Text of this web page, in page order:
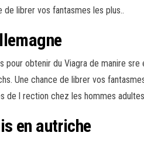
de librer vos fantasmes les plus..
pour obtenir du Viagra de manire
Une chance de librer vos
de l rection chez les hommes
en autriche